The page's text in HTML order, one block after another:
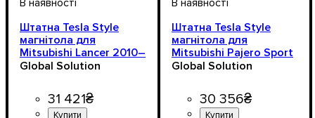
Штатна Tesla Style
магнітола для
Mitsubishi Lancer 2010–
2015, Android 11 (Global
Global Solution
31 421₴
Штатна Tesla Style
магнітола для
Mitsubishi Pajero Sport
/ Montero Sport 2019,
Global Solution
30 356₴